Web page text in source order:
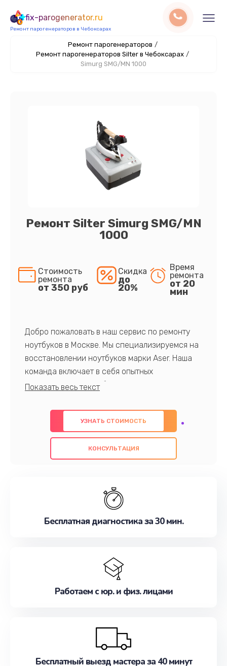
fix-parogenerator.ru
Ремонт парогенераторов в Чебоксарах
Ремонт парогенераторов /
Ремонт парогенераторов Silter в Чебоксарах /
Simurg SMG/MN 1000
Ремонт Silter Simurg SMG/MN
1000
Стоимость
ремонта
от 350 руб
Скидка
до
20%
Время
ремонта
от 20
мин
Добро пожаловать в наш сервис по ремонту
ноутбуков в Москве. Мы специализируемся на
восстановлении ноутбуков марки Aser. Наша
команда включает в себя опытных
профессионалов с обширными знаниями и
предлагаем быстрый и качественный ремонт с
использованием оригинальных компонентов, а
также гарантируем качество всех
проведенных работ. Наша цель - предоставить
наилучшим образом. Не медлите записаться на
УЗНАТЬ СТОИМОСТЬ
КОНСУЛЬТАЦИЯ
Бесплатная диагностика за 30 мин.
Работаем с юр. и физ. лицами
Бесплатный выезд мастера за 40 минут